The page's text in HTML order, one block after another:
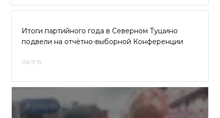
Итоги партийного года в Северном Тушино
подвели на отчётно-выборной Конференции
06.11.15